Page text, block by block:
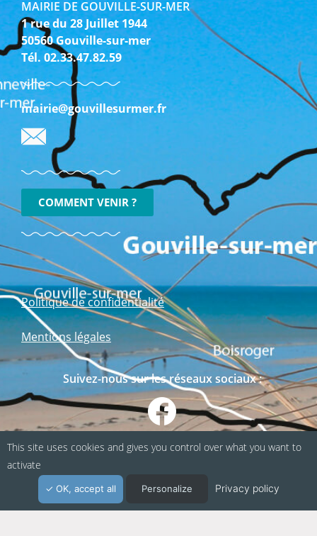
MAIRIE DE GOUVILLE-SUR-MER
1 rue du 28 Juillet 1944
50560 Gouville-sur-mer
Tél. 02.33.47.82.59
mairie@gouvillesurmer.fr
COMMENT VENIR ?
Politique de confidentialité
Mentions légales
Suivez-nous sur les réseaux sociaux :
This site uses cookies and gives you control over what you want to
activate
OK, accept all Personalize Privacy policy